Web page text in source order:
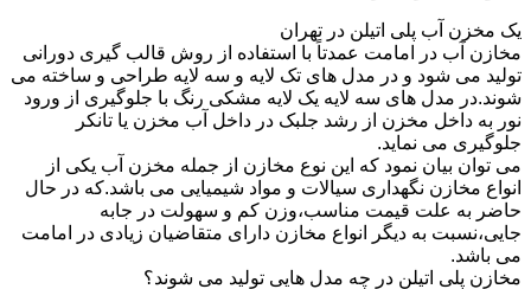
یک مخزن آب پلی اتیلن در تهران
مخازن آب در امامت عمدتاً با استفاده از روش قالب گیری دورانی
تولید می شود و در مدل های تک لایه و سه لایه طراحی و ساخته می
شوند.در مدل های سه لایه یک لایه مشکی رنگ با جلوگیری از ورود
نور به داخل مخزن از رشد جلبک در داخل آب مخزن یا تانکر
جلوگیری می نماید.
می توان بیان نمود که این نوع مخازن از جمله مخزن آب یکی از
انواع مخازن نگهداری سیالات و مواد شیمیایی می باشد.که در حال
حاضر به علت قیمت مناسب،وزن کم و سهولت در جابه
جایی،نسبت به دیگر انواع مخازن دارای متقاضیان زیادی در امامت
می باشد.
مخازن پلی اتیلن در چه مدل هایی تولید می شوند؟